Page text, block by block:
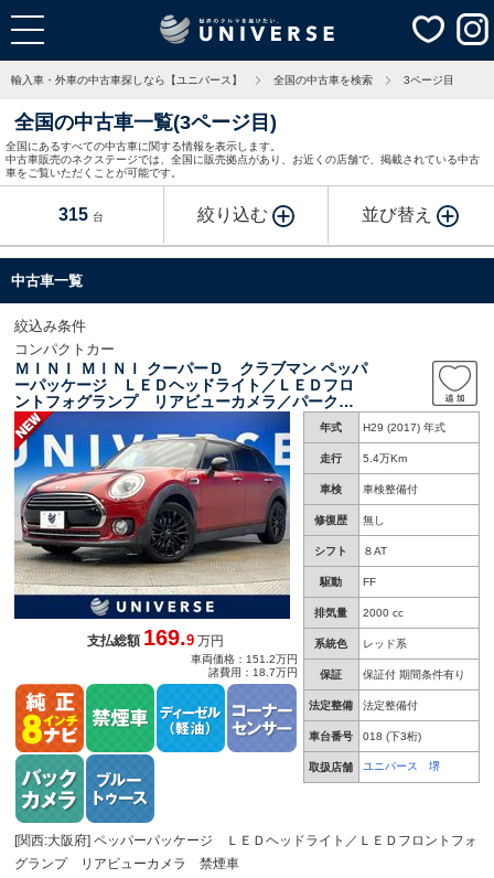
輸入車・外車の中古車探しなら【ユニバース】 全国の中古車を検索 3ページ目
全国の中古車一覧(3ページ目)
全国にあるすべての中古車に関する情報を表示します。
中古車販売のネクステージでは、全国に販売拠点があり、お近くの店舗で、掲載されている中古
車をご覧いただくことが可能です。
315 台 絞り込む 並び替え
中古車一覧
絞込み条件
コンパクトカー
ＭＩＮＩ ＭＩＮＩ クーパーＤ クラブマン ペッパ
ーパッケージ ＬＥＤヘッドライト／ＬＥＤフロ
ントフォグランプ リアビューカメラ／パークデ
ィスタンスコントロール クルーズコントロー
ル デュアルオートエアコン 純正ナビ スマー
トキー 禁煙車
年式 H29 (2017) 年式
走行 5.4万Km
車検 車検整備付
修復歴 無し
シフト ８AT
駆動 FF
排気量 2000 cc
系統色 レッド系
保証 保証付 期間条件有り
法定整備 法定整備付
車台番号 018 (下3桁)
取扱店舗 ユニバース 堺
支払総額169.9 万円
車両価格：151.2万円
諸費用：18.7万円
[関西:大阪府] ペッパーパッケージ ＬＥＤヘッドライト／ＬＥＤフロントフォ
グランプ リアビューカメラ 禁煙車